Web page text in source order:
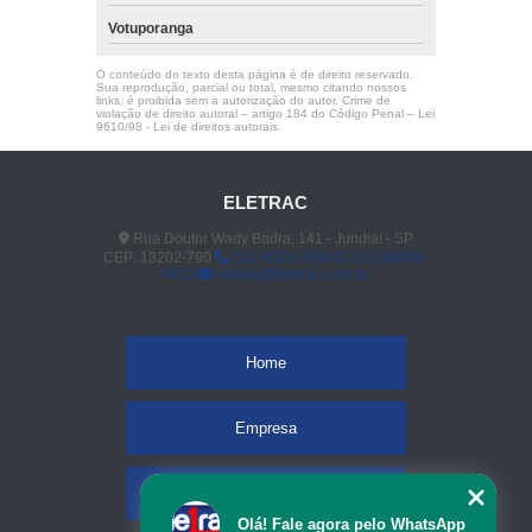
Votuporanga
O conteúdo do texto desta página é de direito reservado.
Sua reprodução, parcial ou total, mesmo citando nossos
links, é proibida sem a autorização do autor. Crime de
violação de direito autoral – artigo 184 do Código Penal – Lei
9610/98 - Lei de direitos autorais.
ELETRAC
Rua Doutor Wady Badra, 141 - Jundiaí - SP
CEP: 13202-790
(11) 4523-3890
(11) 96848-
0413
vendas@eletrac.com.br
Home
Empresa
Olá! Fale agora pelo WhatsApp